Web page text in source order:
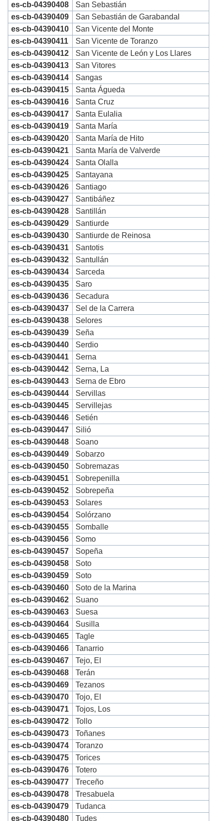
es-cb-04390408
San Sebastián
es-cb-04390409
San Sebastián de Garabandal
es-cb-04390410
San Vicente del Monte
es-cb-04390411
San Vicente de Toranzo
es-cb-04390412
San Vicente de León y Los Llares
es-cb-04390413
San Vitores
es-cb-04390414
Sangas
es-cb-04390415
Santa Águeda
es-cb-04390416
Santa Cruz
es-cb-04390417
Santa Eulalia
es-cb-04390419
Santa María
es-cb-04390420
Santa María de Hito
es-cb-04390421
Santa María de Valverde
es-cb-04390424
Santa Olalla
es-cb-04390425
Santayana
es-cb-04390426
Santiago
es-cb-04390427
Santibáñez
es-cb-04390428
Santillán
es-cb-04390429
Santiurde
es-cb-04390430
Santiurde de Reinosa
es-cb-04390431
Santotis
es-cb-04390432
Santullán
es-cb-04390434
Sarceda
es-cb-04390435
Saro
es-cb-04390436
Secadura
es-cb-04390437
Sel de la Carrera
es-cb-04390438
Selores
es-cb-04390439
Seña
es-cb-04390440
Serdio
es-cb-04390441
Serna
es-cb-04390442
Serna, La
es-cb-04390443
Serna de Ebro
es-cb-04390444
Servillas
es-cb-04390445
Servillejas
es-cb-04390446
Setién
es-cb-04390447
Silió
es-cb-04390448
Soano
es-cb-04390449
Sobarzo
es-cb-04390450
Sobremazas
es-cb-04390451
Sobrepenilla
es-cb-04390452
Sobrepeña
es-cb-04390453
Solares
es-cb-04390454
Solórzano
es-cb-04390455
Somballe
es-cb-04390456
Somo
es-cb-04390457
Sopeña
es-cb-04390458
Soto
es-cb-04390459
Soto
es-cb-04390460
Soto de la Marina
es-cb-04390462
Suano
es-cb-04390463
Suesa
es-cb-04390464
Susilla
es-cb-04390465
Tagle
es-cb-04390466
Tanarrio
es-cb-04390467
Tejo, El
es-cb-04390468
Terán
es-cb-04390469
Tezanos
es-cb-04390470
Tojo, El
es-cb-04390471
Tojos, Los
es-cb-04390472
Tollo
es-cb-04390473
Toñanes
es-cb-04390474
Toranzo
es-cb-04390475
Torices
es-cb-04390476
Totero
es-cb-04390477
Treceño
es-cb-04390478
Tresabuela
es-cb-04390479
Tudanca
es-cb-04390480
Tudes